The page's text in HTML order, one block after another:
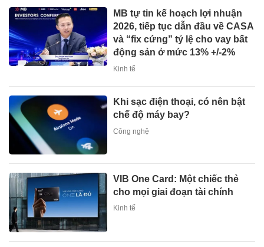
MB tự tin kế hoạch lợi nhuận
2026, tiếp tục dẫn đầu về CASA
và “fix cứng” tỷ lệ cho vay bất
động sản ở mức 13% +/-2%
Kinh tế
Khi sạc điện thoại, có nên bật
chế độ máy bay?
Công nghệ
VIB One Card: Một chiếc thẻ
cho mọi giai đoạn tài chính
Kinh tế